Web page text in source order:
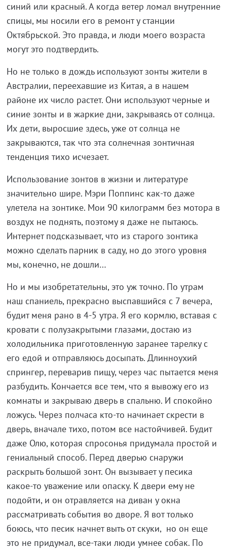
синий или красный. А когда ветер ломал внутренние
спицы, мы носили его в ремонт у станции
Октябрьской. Это правда, и люди моего возраста
могут это подтвердить.
Но не только в дождь используют зонты жители в
Австралии, переехавшие из Китая, а в нашем
районе их число растет. Они используют черные и
синие зонты и в жаркие дни, закрываясь от солнца.
Их дети, выросшие здесь, уже от солнца не
закрываются, так что эта солнечная зонтичная
тенденция тихо исчезает.
Использование зонтов в жизни и литературе
значительно шире. Мэри Поппинс как-то даже
улетела на зонтике. Мои 90 килограмм без мотора в
воздух не поднять, поэтому я даже не пытаюсь.
Интернет подсказывает, что из старого зонтика
можно сделать парник в саду, но до этого уровня
мы, конечно, не дошли…
Но и мы изобретательны, это уж точно. По утрам
наш спаниель, прекрасно выспавшийся с 7 вечера,
будит меня рано в 4-5 утра. Я его кормлю, вставая с
кровати с полузакрытыми глазами, достаю из
холодильника приготовленную заранее тарелку с
его едой и отправляюсь досыпать. Длинноухий
спрингер, переварив пищу, через час пытается меня
разбудить. Кончается все тем, что я вывожу его из
комнаты и закрываю дверь в спальню. И спокойно
ложусь. Через полчаса кто-то начинает скрести в
дверь, вначале тихо, потом все настойчивей. Будит
даже Олю, которая спросонья придумала простой и
гениальный способ. Перед дверью снаружи
раскрыть большой зонт. Он вызывает у песика
какое-то уважение или опаску. К двери ему не
подойти, и он отравляется на диван у окна
рассматривать события во дворе. Я вот только
боюсь, что песик начнет выть от скуки, но он еще
это не придумал, все-таки люди умнее собак. По